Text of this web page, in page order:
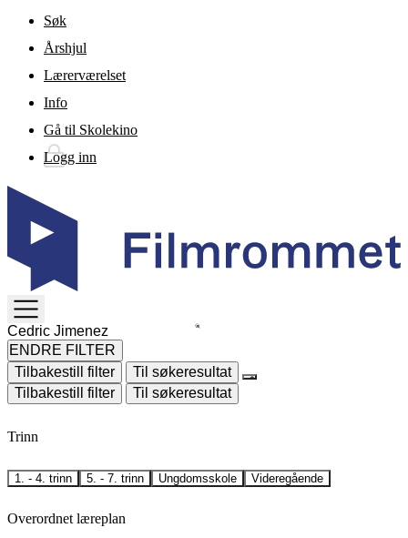
Gå til hovedinnhold
Søk
Årshjul
Lærerværelset
Info
Gå til Skolekino
Logg inn
TOGGLE
MENU
ENDRE FILTER
Tilbakestill filter
Til søkeresultat
Tilbakestill filter
Til søkeresultat
Trinn
1. - 4. trinn 5. - 7. trinn Ungdomsskole Videregående
Overordnet læreplan